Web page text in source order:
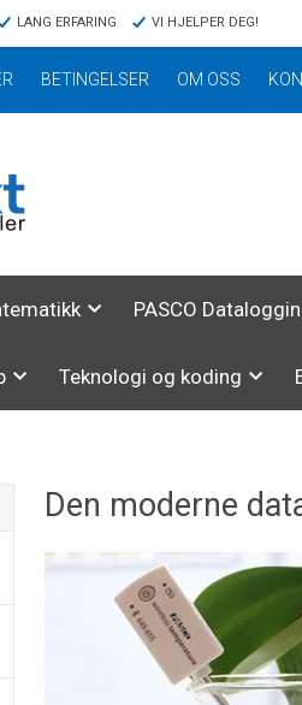
LANG ERFARING VI HJELPER DEG!
BETINGELSER OM OSS
PASCO
Teknologi og koding
Den moderne